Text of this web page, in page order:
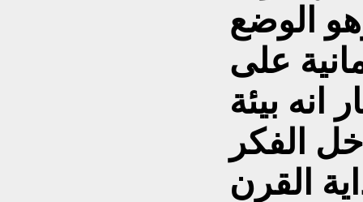
الوضع
على
انه بيئة
الفكر
القرن